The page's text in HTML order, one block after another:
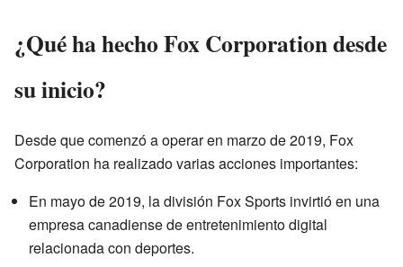
¿Qué ha hecho Fox Corporation desde
su inicio?
Desde que comenzó a operar en marzo de 2019, Fox
Corporation ha realizado varias acciones importantes:
En mayo de 2019, la división Fox Sports invirtió en una
empresa canadiense de entretenimiento digital
relacionada con deportes.